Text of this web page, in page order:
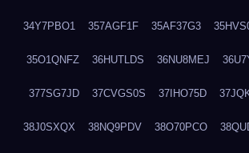
34Y7PBO1 357AGF1F 35AF37G3
35O1QNFZ 36HUTLDS 36NU8MEJ
377SG7JD 37CVGS0S 37IHO75D
38J0SXQX 38NQ9PDV 38O70PCO